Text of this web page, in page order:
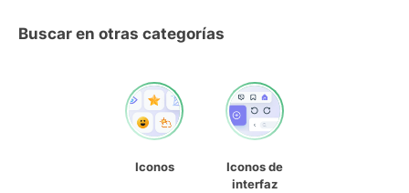
Buscar en otras categorías
Iconos
Iconos de
interfaz